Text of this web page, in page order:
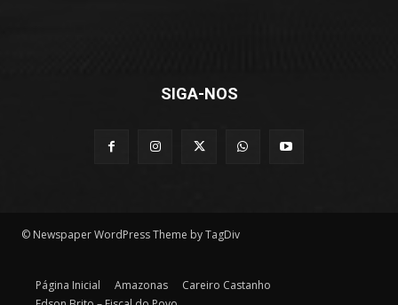
SIGA-NOS
© Newspaper WordPress Theme by TagDiv
Página Inicial Amazonas
Careiro Castanho